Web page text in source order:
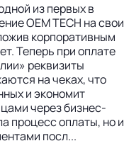
из первых в
OEM TECH на свои
корпоративным
Теперь при оплате
реквизиты
на чеках, что
и экономит
через бизнес-
процесс оплаты, но и
посл...